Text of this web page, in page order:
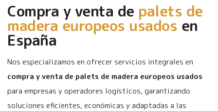
Compra y venta de palets de
madera europeos usados en
España
Nos especializamos en ofrecer servicios integrales en
compra y venta de palets de madera europeos usados
para empresas y operadores logísticos, garantizando
soluciones eficientes, económicas y adaptadas a las